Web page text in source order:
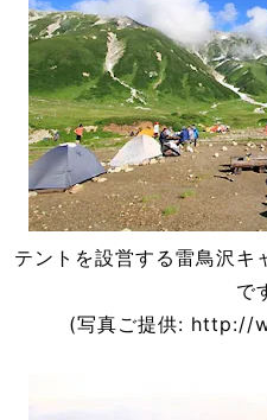
テントを設営する雷鳥沢キ
で
(写真ご提供: http://